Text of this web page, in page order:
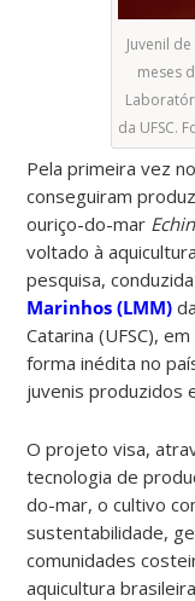
Juvenil
meses
da UFSC.
Pela primeira vez
conseguiram
ouriço-do-mar
voltado à
pesquisa,
Marinhos (LMM)
Catarina (UFSC),
forma inédita no
juvenis produzidos
O projeto visa,
tecnologia de
do-mar, o cultivo
sustentabilidade,
comunidades
aquicultura